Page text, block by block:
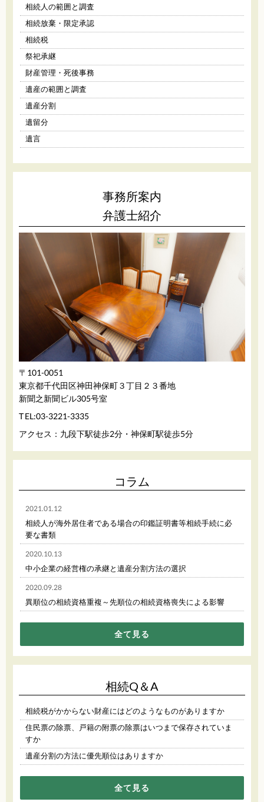
相続人の範囲と調査
相続放棄・限定承認
相続税
祭祀承継
財産管理・死後事務
遺産の範囲と調査
遺産分割
遺留分
遺言
事務所案内
弁護士紹介
〒101-0051
東京都千代田区神田神保町３丁目２３番地
新聞之新聞ビル305号室
TEL:03-3221-3335
アクセス：九段下駅徒歩2分・神保町駅徒歩5分
コラム
2021.01.12
相続人が海外居住者である場合の印鑑証明書等相続手続に必
要な書類
2020.10.13
中小企業の経営権の承継と遺産分割方法の選択
2020.09.28
異順位の相続資格重複～先順位の相続資格喪失による影響
全て見る
相続Q＆A
相続税がかからない財産にはどのようなものがありますか
住民票の除票、戸籍の附票の除票はいつまで保存されていま
すか
遺産分割の方法に優先順位はありますか
全て見る